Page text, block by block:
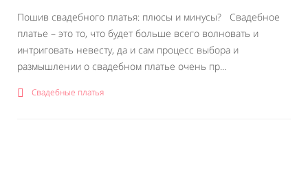
Пошив свадебного платья: плюсы и минусы? Свадебное
платье – это то, что будет больше всего волновать и
интриговать невесту, да и сам процесс выбора и
размышлении о свадебном платье очень пр...
Свадебные платья